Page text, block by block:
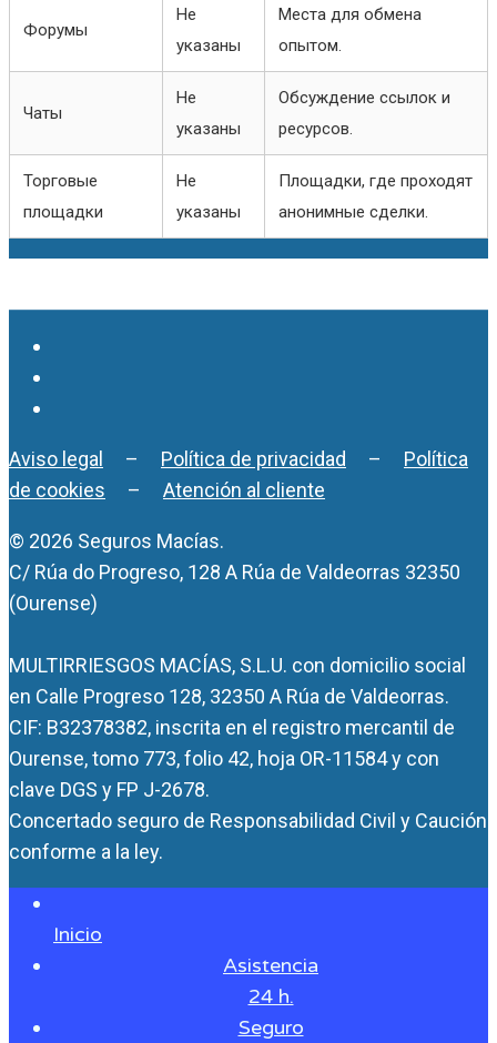
Форумы
Не
указаны
Места для обмена
опытом.
Чаты
Не
указаны
Обсуждение ссылок и
ресурсов.
Торговые
площадки
Не
указаны
Площадки, где проходят
анонимные сделки.
Aviso legal – Política de privacidad – Política
de cookies – Atención al cliente
© 2026 Seguros Macías.
C/ Rúa do Progreso, 128 A Rúa de Valdeorras 32350
(Ourense)
MULTIRRIESGOS MACÍAS, S.L.U. con domicilio social
en Calle Progreso 128, 32350 A Rúa de Valdeorras.
CIF: B32378382, inscrita en el registro mercantil de
Ourense, tomo 773, folio 42, hoja OR-11584 y con
clave DGS y FP J-2678.
Concertado seguro de Responsabilidad Civil y Caución
conforme a la ley.
Inicio
Asistencia
24 h.
Seguro